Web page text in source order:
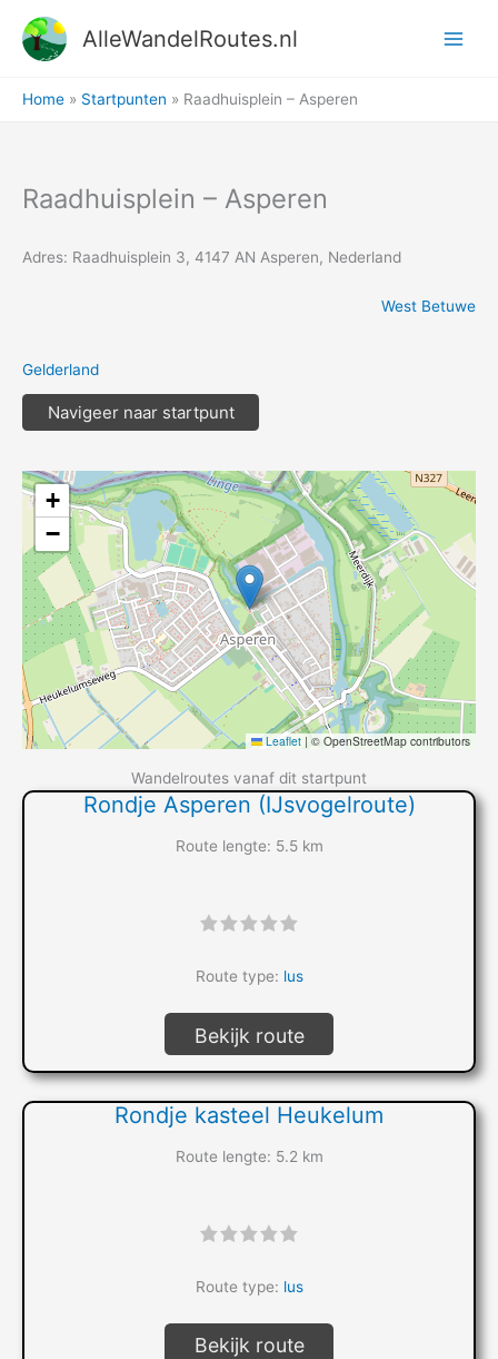
naar
AlleWandelRoutes.nl
Home Startpunten Raadhuisplein – Asperen
Raadhuisplein – Asperen
Adres: Raadhuisplein 3, 4147 AN Asperen, Nederland
West Betuwe
Gelderland
Navigeer naar startpunt
+
−
Leaflet | © OpenStreetMap contributors
Wandelroutes vanaf dit startpunt
Rondje Asperen (IJsvogelroute)
Route lengte: 5.5 km
Route type: lus
Bekijk route
Rondje kasteel Heukelum
Route lengte: 5.2 km
Route type: lus
Bekijk route